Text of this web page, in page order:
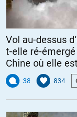
Vol au-dessus
t-elle ré-
Chine où elle
38 834